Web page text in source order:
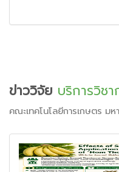
ข่าววิจัย บริการวิชา
คณะเทคโนโลยีการเกษตร ม